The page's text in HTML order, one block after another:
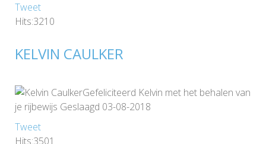
Tweet
Hits:3210
KELVIN CAULKER
Gefeliciteerd Kelvin met het behalen van
je rijbewijs Geslaagd 03-08-2018
Tweet
Hits:3501